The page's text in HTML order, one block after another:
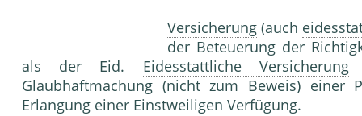
Versicherung (auch
der Beteuerung der
als der Eid. Eidesstattliche Versicherung
Glaubhaftmachung (nicht zum Beweis) einer
Erlangung einer Einstweiligen Verfügung.